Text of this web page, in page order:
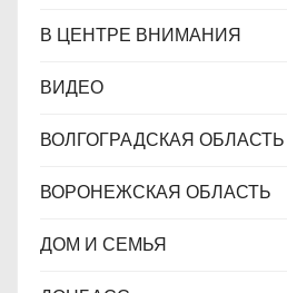
В ЦЕНТРЕ ВНИМАНИЯ
ВИДЕО
ВОЛГОГРАДСКАЯ ОБЛАСТЬ
ВОРОНЕЖСКАЯ ОБЛАСТЬ
ДОМ И СЕМЬЯ